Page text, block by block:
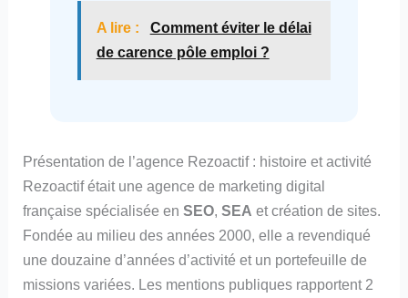
A lire :
Comment éviter le délai
de carence pôle emploi ?
Présentation de l’agence Rezoactif : histoire et activité
Rezoactif était une agence de marketing digital
française spécialisée enSEO,SEA et création de sites.
Fondée au milieu des années 2000, elle a revendiqué
une douzaine d’années d’activité et un portefeuille de
missions variées. Les mentions publiques rapportent 2